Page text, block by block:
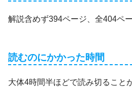
解説含めず394ページ、全404ペー
読むのにかかった時間
大体4時間半ほどで読み切ること